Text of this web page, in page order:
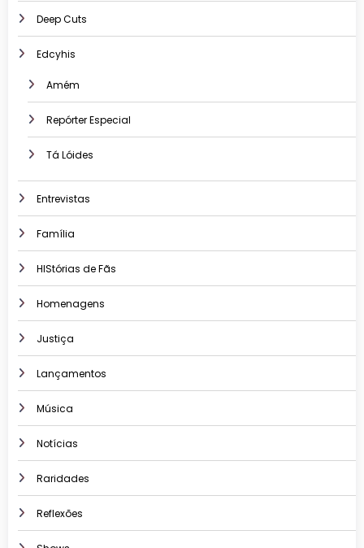
Deep Cuts
Edcyhis
Amém
Repórter Especial
Tá Lóides
Entrevistas
Família
HIStórias de Fãs
Homenagens
Justiça
Lançamentos
Música
Notícias
Raridades
Reflexões